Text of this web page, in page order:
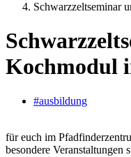
Schwarzzeltseminar
Kochmodul
#ausbildung
für euch im
besondere Veranstaltungen